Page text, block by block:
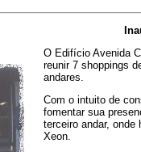
O Edifício Avenida
reunir 7 shoppings
andares.
Com o intuito de
fomentar sua
terceiro andar, onde
Xeon.